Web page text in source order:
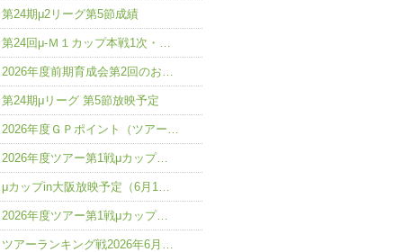
第24期μ2リーグ第5節成績
第24回μ-Ｍ１カップ本戦1次・…
2026年度前期育成会第2回のお…
第24期μリーグ 第5節放映予定
2026年度ＧＰポイント（ツアー…
2026年度ツアー第1戦μカップ…
μカップin大阪放映予定（6月1…
2026年度ツアー第1戦μカップ…
ツアーランキング戦2026年6月…